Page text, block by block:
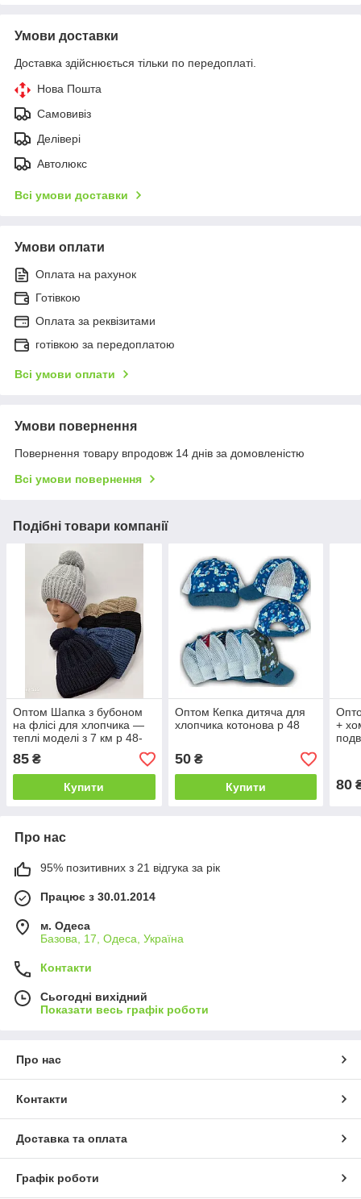
Умови доставки
Доставка здійснюється тільки по передоплаті.
Нова Пошта
Самовивіз
Делівері
Автолюкс
Всі умови доставки
Умови оплати
Оплата на рахунок
Готівкою
Оплата за реквізитами
готівкою за передоплатою
Всі умови оплати
Умови повернення
Повернення товару впродовж 14 днів за домовленістю
Всі умови повернення
Подібні товари компанії
Оптом Шапка з бубоном
на флісі для хлопчика —
теплі моделі з 7 км р 48-
50
85 ₴
Купити
Оптом Кепка дитяча для
хлопчика котонова р 48
50₴
Купити
+
80
Про нас
95% позитивних з 21 відгука за рік
Працює з 30.01.2014
м. Одеса
Базова, 17, Одеса, Україна
Контакти
Сьогодні вихідний
Показати весь графік роботи
Про нас
Контакти
Доставка та оплата
Графік роботи